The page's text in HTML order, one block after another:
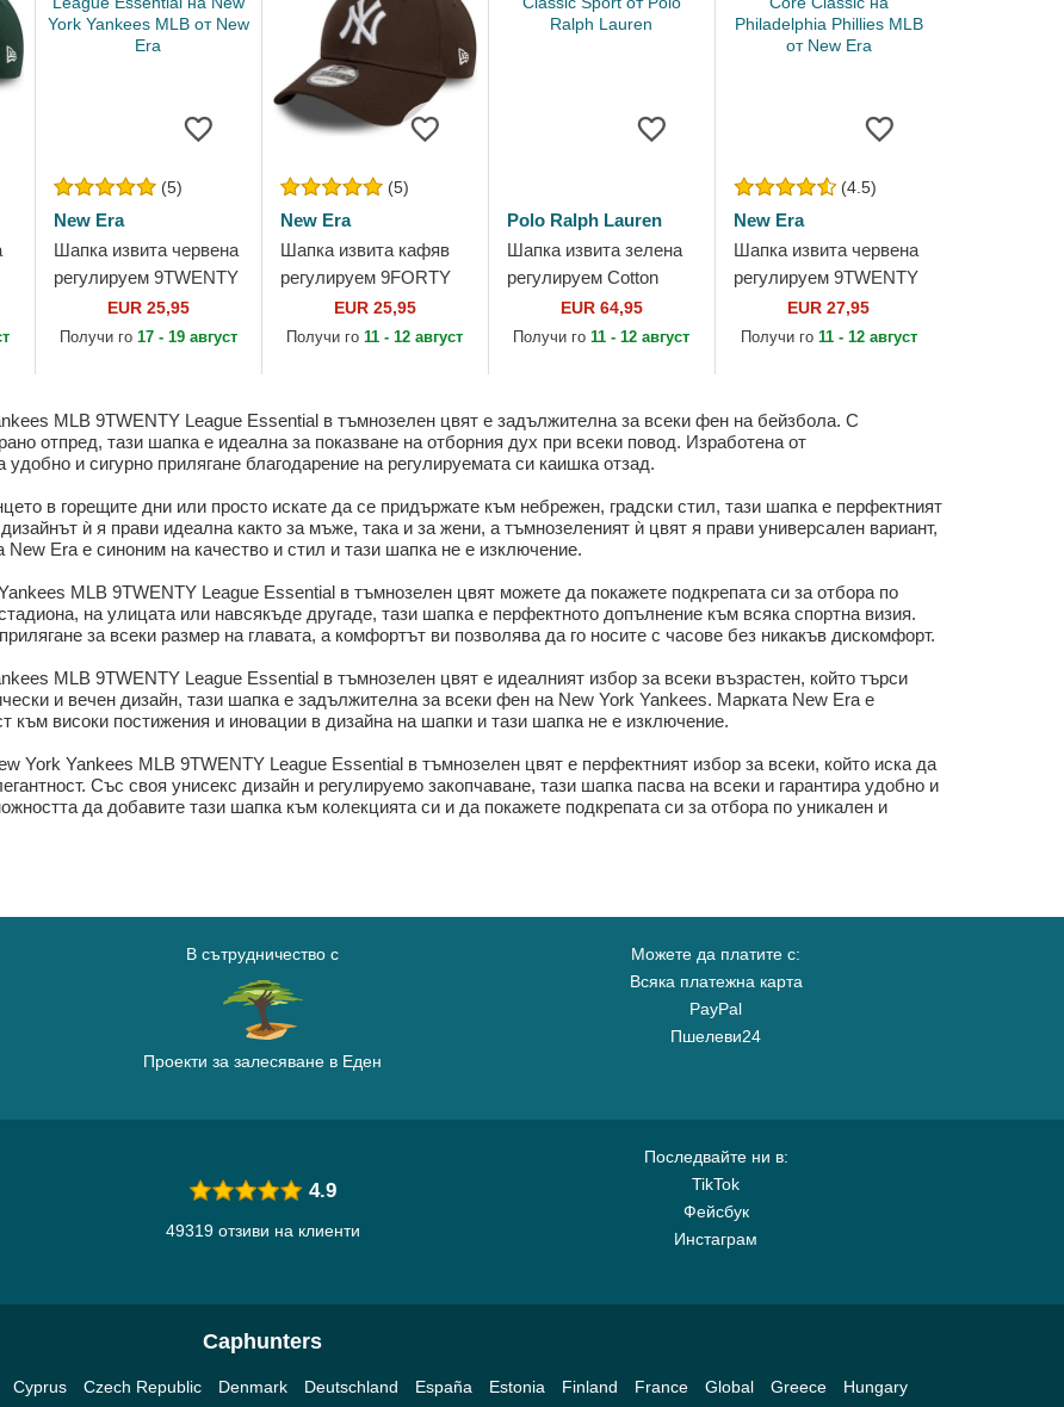
(5)
New Era
Шапка извита червена
регулируем 9TWENTY
League Essential на
New York Yankees
EUR 25,95
Получи го 17 - 19 август
(5)
New Era
Шапка извита кафяв
регулируем 9FORTY
League Essential на
New York Yankees
EUR 25,95
Получи го11 - 12 август
Polo Ralph Lauren
Шапка извита зелена
регулируем Cotton
Chino Classic Sport от
Polo Ralph Lauren
EUR 64,95
Получи го11 - 12 август
(4.5)
New Era
Шапка извита червена
регулируем 9TWENTY
Core Classic на
Philadelphia Phillies
EUR 27,95
Получи го 11 - 12 август
MLB 9TWENTY League Essential в тъмнозелен цвят е задължителна за всеки фен на бейзбола. С
отпред, тази шапка е идеална за показване на отборния дух при всеки повод. Изработена от
и сигурно прилягане благодарение на регулируемата си каишка отзад.
в горещите дни или просто искате да се придържате към небрежен, градски стил, тази шапка е перфектният
ѝ я прави идеална както за мъже, така и за жени, а тъмнозеленият ѝ цвят я прави универсален вариант,
Era е синоним на качество и стил и тази шапка не е изключение.
MLB 9TWENTY League Essential в тъмнозелен цвят можете да покажете подкрепата си за отбора по
на улицата или навсякъде другаде, тази шапка е перфектното допълнение към всяка спортна визия.
за всеки размер на главата, а комфортът ви позволява да го носите с часове без никакъв дискомфорт.
MLB 9TWENTY League Essential в тъмнозелен цвят е идеалният избор за всеки възрастен, който търси
и вечен дизайн, тази шапка е задължителна за всеки фен на New York Yankees. Марката New Era е
към високи постижения и иновации в дизайна на шапки и тази шапка не е изключение.
York Yankees MLB 9TWENTY League Essential в тъмнозелен цвят е перфектният избор за всеки, който иска да
Със своя унисекс дизайн и регулируемо закопчаване, тази шапка пасва на всеки и гарантира удобно и
да добавите тази шапка към колекцията си и да покажете подкрепата си за отбора по уникален и
В сътрудничество с
Проекти за залесяване в Еден
Можете да платите с:
Всяка платежна карта
PayPal
Пшелеви24
Последвайте ни в:
TikTok
Фейсбук
Инстаграм
4.9
49319 отзиви на клиенти
Caphunters
Cyprus Czech Republic Denmark Deutschland España Estonia Finland France Global Greece
Hungary